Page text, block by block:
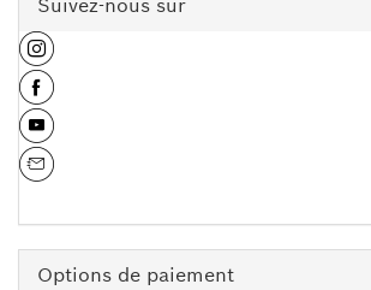
Suivez-nous sur
Options de paiement